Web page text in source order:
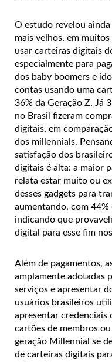
O estudo revelou
mais velhos, em
usar carteiras digitais
especialmente para
dos baby boomers e
contas usando uma
36% da Geração Z. Já
no Brasil fizeram
digitais, em
dos millennials.
satisfação dos
digitais é alta: a maior
relata estar muito ou
desses gadgets para
aumentando, com
indicando que
digital para esse fim
Além de pagamentos,
amplamente adotadas
serviços e apresentar
usuários brasileiros
apresentar credenciais
cartões de membros
geração Millennial se
de carteiras digitais